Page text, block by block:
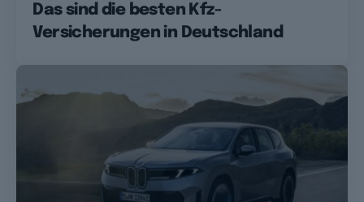
Das sind die besten Kfz-
Versicherungen in Deutschland